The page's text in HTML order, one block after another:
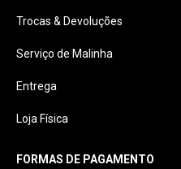
Trocas & Devoluções
Serviço de Malinha
Entrega
Loja Física
FORMAS DE PAGAMENTO